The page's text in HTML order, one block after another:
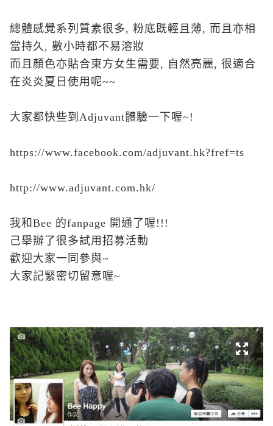
總體感覺系列質素很多, 粉底既輕且薄, 而且亦相
當持久, 數小時都不易溶妝
而且顏色亦貼合東方女生需要, 自然亮麗, 很適合
在炎炎夏日使用呢~~
大家都快些到Adjuvant體驗一下喔~!
https://www.facebook.com/adjuvant.hk?fref=ts
http://www.adjuvant.com.hk/
我和Bee 的fanpage 開通了喔!!!
己舉辦了很多試用招募活動
歡迎大家一同參與~
大家記緊密切留意喔~